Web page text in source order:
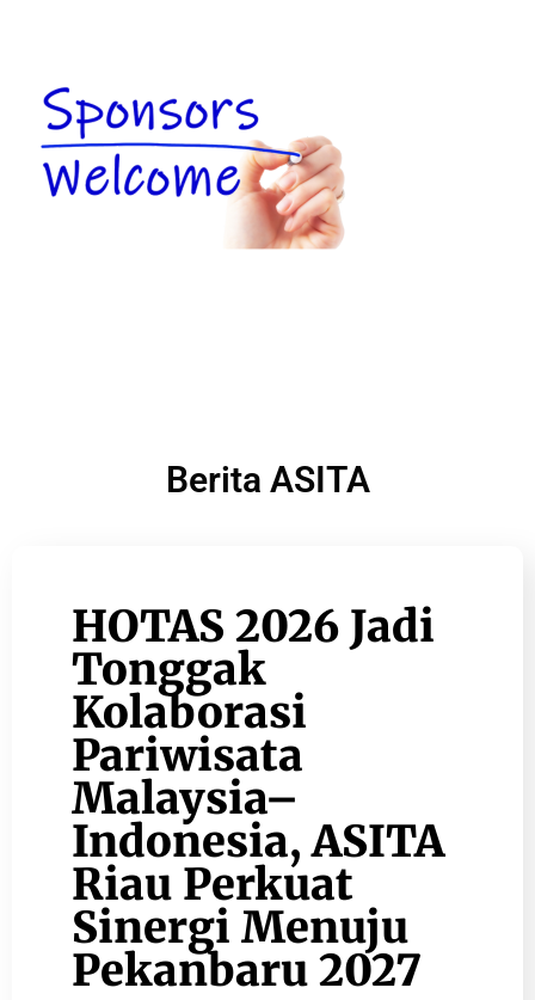
Berita ASITA
HOTAS 2026 Jadi
Tonggak
Kolaborasi
Pariwisata
Malaysia–
Indonesia, ASITA
Riau Perkuat
Sinergi Menuju
Pekanbaru 2027